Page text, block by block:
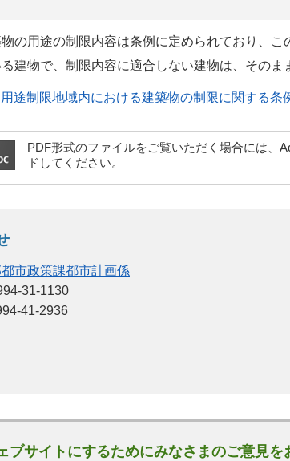
の用途の制限内容は条例に定められており、
建物で、制限内容に適合しない建物は、その
途制限地域内における建築物の制限に関する条
PDF形式のファイルをご覧いただく場合には、
ドしてください。
市政策課都市計画係
31-1130
41-2936
ブサイトにするためにみなさまのご意見を